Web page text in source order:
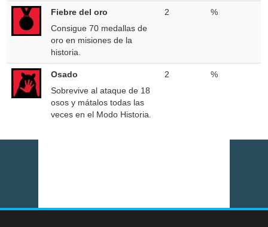
Fiebre del oro
Consigue 70 medallas de
oro en misiones de la
historia.
2 %
Osado
Sobrevive al ataque de 18
osos y mátalos todas las
veces en el Modo Historia.
2 %